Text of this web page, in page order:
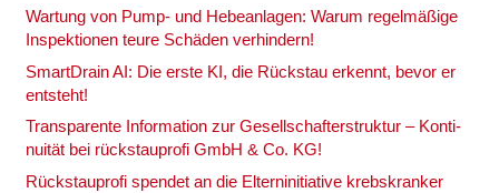
War­tung von Pump- und Hebe­an­la­gen: War­um regel­mä­ßi­ge
Inspek­tio­nen teu­re Schä­den ver­hin­dern!
Smart­Drain AI: Die ers­te KI, die Rück­stau erkennt, bevor er
ent­steht!
Trans­pa­ren­te Infor­ma­ti­on zur Gesell­schaf­ter­struk­tur – Kon­ti­
nui­tät bei rück­stau­pro­fi GmbH & Co. KG!
Rück­stau­pro­fi spen­det an die Eltern­in­itia­ti­ve krebs­kran­ker